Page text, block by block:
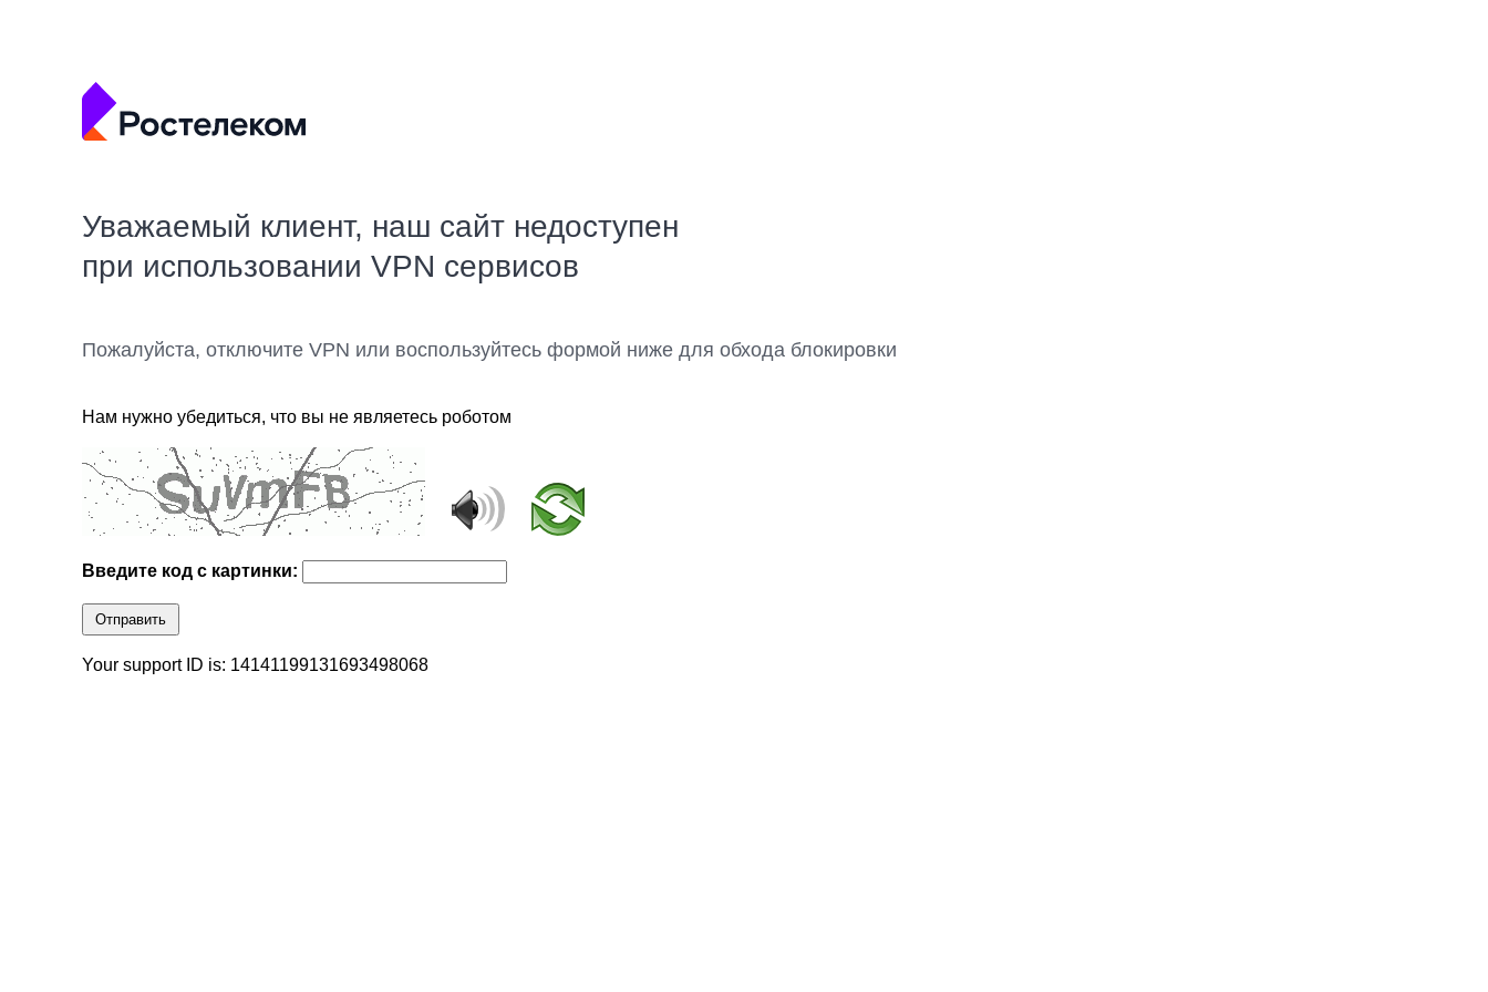
Уважаемый клиент, наш сайт недоступен
при использовании VPN сервисов
Пожалуйста, отключите VPN или воспользуйтесь формой ниже для обхода блокировки
Нам нужно убедиться, что вы не являетесь роботом
Введите код с картинки:
Отправить
Your support ID is: 14141199131693498068